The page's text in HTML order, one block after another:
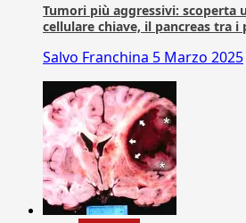
Tumori più aggressivi: scoperta
cellulare chiave, il pancreas tra i
Salvo Franchina 5 Marzo 2025